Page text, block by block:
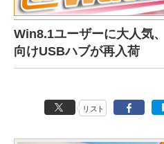
Win8.1ユーザーに大人気
向けUSBハブが再入荷
リスト